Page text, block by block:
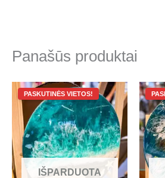
Panašūs produktai
IŠPARDUOTA
Original
price
was:
400.00 €.
Current
price
is:
50.00 €.